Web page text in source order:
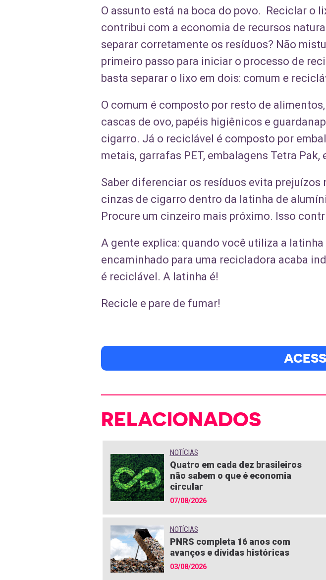
O assunto está na boca do povo. Reciclar o
contribui com a economia de recursos
separar corretamente os resíduos? Não
primeiro passo para iniciar o processo de
basta separar o lixo em dois: comum e
O comum é composto por resto de
cascas de ovo, papéis higiênicos e
cigarro. Já o reciclável é composto por
metais, garrafas PET, embalagens Tetra Pak,
Saber diferenciar os resíduos evita
cinzas de cigarro dentro da latinha de
Procure um cinzeiro mais próximo. Isso
A gente explica: quando você utiliza a
encaminhado para uma recicladora acaba
é reciclável. A latinha é!
Recicle e pare de fumar!
RELACIONADOS
NOTÍCIAS
Quatro em cada dez brasileiros
não sabem o que é economia
circular
07/08/2026
NOTÍCIAS
PNRS completa 16 anos com
avanços e dívidas históricas
03/08/2026